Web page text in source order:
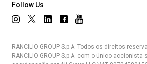
Follow Us
RANCILIO GROUP S.p.A. Todos os direitos
RANCILIO GROUP S.p.A. com o único